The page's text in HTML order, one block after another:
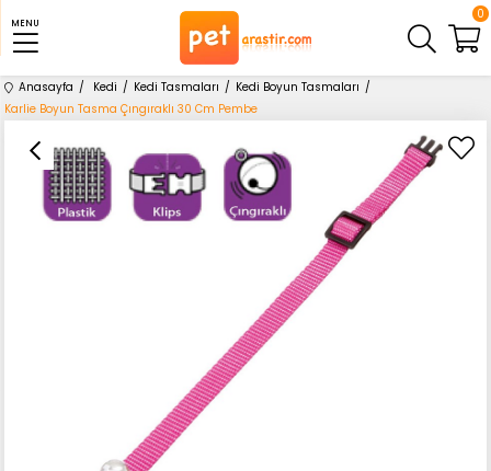
MENU
0
Anasayfa Kedi Kedi Tasmaları
Kedi Boyun Tasmaları
Karlie Boyun Tasma Çıngıraklı 30 Cm Pembe